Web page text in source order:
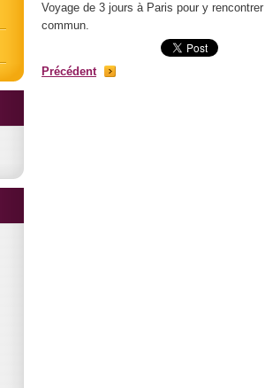
Voyage de 3 jours à Paris pour y
commun.
Précédent